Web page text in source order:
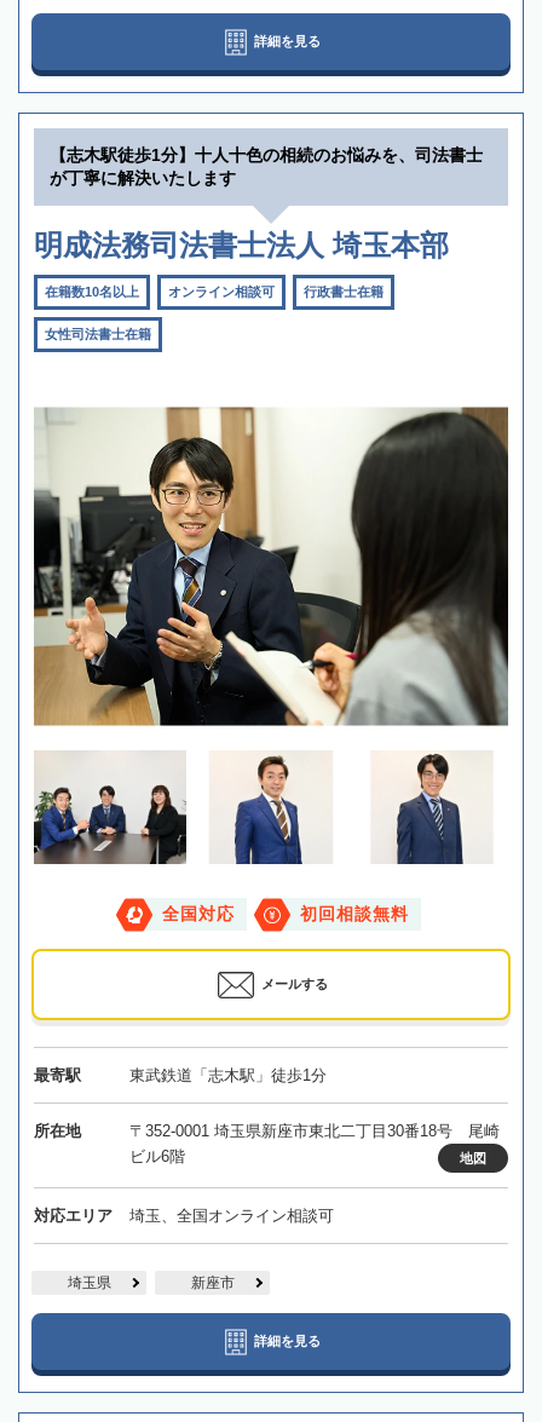
詳細を見る
【志木駅徒歩1分】十人十色の相続のお悩みを、司法書士
が丁寧に解決いたします
明成法務司法書士法人 埼玉本部
在籍数10名以上 オンライン相談可 行政書士在籍
女性司法書士在籍
全国対応 初回相談無料
メールする
最寄駅 東武鉄道「志木駅」徒歩1分
所在地
〒352-0001 埼玉県新座市東北二丁目30番18号 尾崎
ビル6階
地図
対応エリア 埼玉、全国オンライン相談可
埼玉県 新座市
詳細を見る